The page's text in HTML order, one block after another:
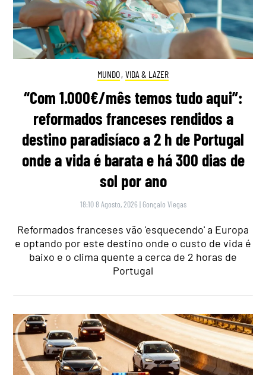
MUNDO, VIDA & LAZER
“Com 1.000€/mês temos tudo aqui”:
reformados franceses rendidos a
destino paradisíaco a 2 h de Portugal
onde a vida é barata e há 300 dias de
sol por ano
18:10 8 Agosto, 2026 | Gonçalo Viegas
Reformados franceses vão 'esquecendo' a Europa
e optando por este destino onde o custo de vida é
baixo e o clima quente a cerca de 2 horas de
Portugal